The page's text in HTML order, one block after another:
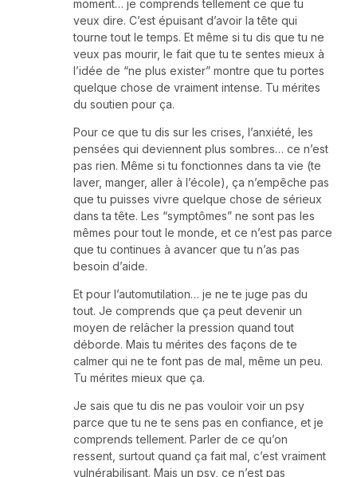
moment… je comprends tellement ce que tu
veux dire. C’est épuisant d’avoir la tête qui
tourne tout le temps. Et même si tu dis que tu ne
veux pas mourir, le fait que tu te sentes mieux à
l’idée de “ne plus exister” montre que tu portes
quelque chose de vraiment intense. Tu mérites
du soutien pour ça.
Pour ce que tu dis sur les crises, l’anxiété, les
pensées qui deviennent plus sombres… ce n’est
pas rien. Même si tu fonctionnes dans ta vie (te
laver, manger, aller à l’école), ça n’empêche pas
que tu puisses vivre quelque chose de sérieux
dans ta tête. Les “symptômes” ne sont pas les
mêmes pour tout le monde, et ce n’est pas parce
que tu continues à avancer que tu n’as pas
besoin d’aide.
Et pour l’automutilation… je ne te juge pas du
tout. Je comprends que ça peut devenir un
moyen de relâcher la pression quand tout
déborde. Mais tu mérites des façons de te
calmer qui ne te font pas de mal, même un peu.
Tu mérites mieux que ça.
Je sais que tu dis ne pas vouloir voir un psy
parce que tu ne te sens pas en confiance, et je
comprends tellement. Parler de ce qu’on
ressent, surtout quand ça fait mal, c’est vraiment
vulnérabilisant. Mais un psy, ce n’est pas